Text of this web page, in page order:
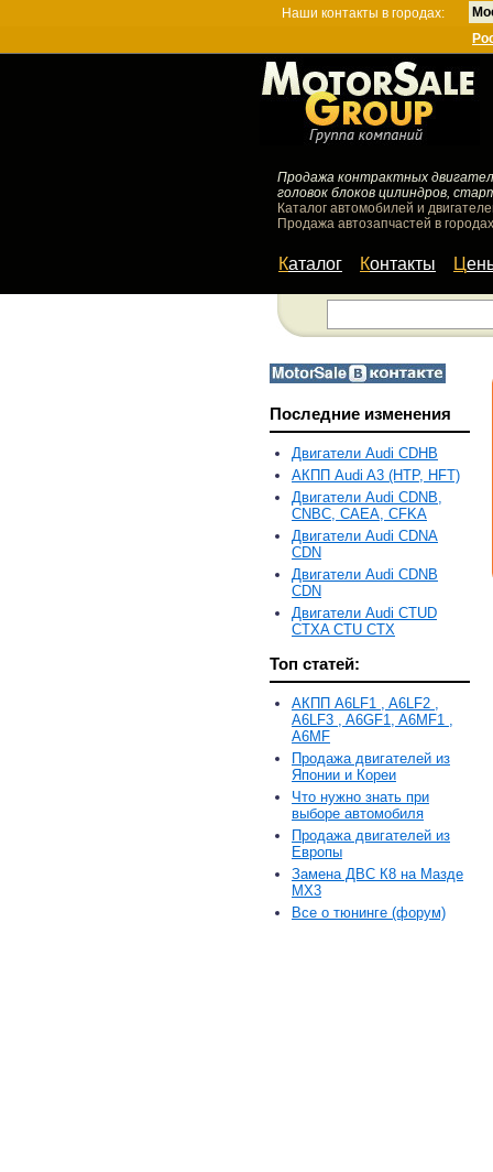
Наши контакты в городах:
Продажа контрактных
головок блоков цилиндров,
Каталог автомобилей и
Продажа автозапчастей в
Каталог Контакты
Последние изменения
Двигатели Audi CDHB
АКПП Audi A3 (HTP, HFT)
Двигатели Audi CDNB,
CNBC, CAEA, CFKA
Двигатели Audi CDNA
CDN
Двигатели Audi CDNB
CDN
Двигатели Audi CTUD
CTXA CTU CTX
Топ статей:
АКПП A6LF1 , A6LF2 ,
A6LF3 , A6GF1, A6MF1 ,
A6MF
Продажа двигателей из
Японии и Кореи
Что нужно знать при
выборе автомобиля
Продажа двигателей из
Европы
Замена ДВС К8 на Мазде
MX3
Все о тюнинге (форум)